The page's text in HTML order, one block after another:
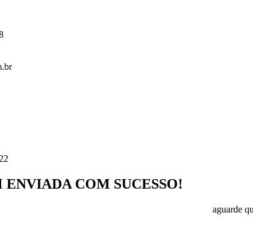
ENVIADA COM SUCESSO!
aguarde